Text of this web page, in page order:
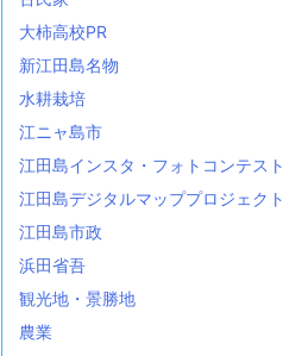
大柿高校PR
新江田島名物
水耕栽培
江ニャ島市
江田島インスタ・フォトコンテスト
江田島デジタルマッププロジェクト
江田島市政
浜田省吾
観光地・景勝地
農業